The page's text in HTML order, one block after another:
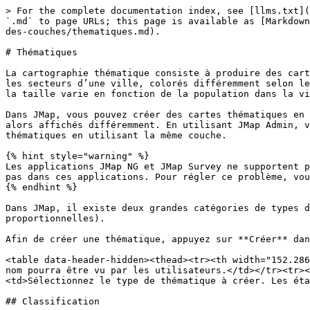
> For the complete documentation index, see [llms.txt](https://docs.k2geospatial.com/llms.txt). Markdown versions of documentation pages are available by appending `.md` to page URLs; this page is available as [Markdown](https://docs.k2geospatial.com/fr2/administrateur/manuel-de-ladministrateur-jmap-server/couches/configuration-des-couches/thematiques.md).

# Thématiques

La cartographie thématique consiste à produire des cartes pour exprimer des informations relatives à un thème en particulier, par exemple : des polygones représentant les secteurs d’une ville, colorés différemment selon le taux de criminalité de chaque secteur, des points représentant des villes affichées à l’aide de symboles dont la taille varie en fonction de la population dans la ville, et ainsi de suite.

Dans JMap, vous pouvez créer des cartes thématiques en utilisant les attributs liés d’une couche. Selon les valeurs de leurs attributs, les éléments des cartes seront alors affichés différemment. En utilisant JMap Admin, vous pouvez créer autant de cartes thématiques que vous le désirez, et vous pouvez aussi créer de nombreuses thématiques en utilisant la même couche.

{% hint style="warning" %}
Les applications JMap NG et JMap Survey ne supportent pas des thématiques avec des valeurs nulles (NULL). Les éléments qui présentent une valeur NULL ne s’affichent pas dans ces applications. Pour régler ce problème, vous pouvez remplacer la valeur NULL par NA, ND ou une autre valeur.
{% endhint %}

Dans JMap, il existe deux grandes catégories de types de thématiques : les [classifications](#classification) et les [quantités proportionnelles](#quantites-proportionnelles).

Afin de créer une thématique, appuyez sur **Créer** dans la section **Thématiques** des paramètres de la couche.

<table data-header-hidden><thead><tr><th width="152.28690807799444"></th><th></th></tr></thead><tbody><tr><td>Nom</td><td>Entrez un nom unique pour la thématique. Ce nom pourra être vu par les utilisateurs.</td></tr><tr><td>Description</td><td>Vous pouvez fournir une description pour la thématique.</td></tr><tr><td>Type</td><td>Sélectionnez le type de thématique à créer. Les étapes suivantes dépendent du type de thématique.</td></tr></tbody></table>

## Classification

Les thématiques qui utilisent une classification séparent les éléments de la carte dans un nombre fini de catégories (aussi appelées classes), chacune possédant un style qui lui est propre. Lorsqu’un élément de la carte faisant partie d’une telle thématique est affiché, il utilise le style de la catégorie à laquelle il appartient pour s’afficher à l’écran.

### Création de thématiques par styles gradués

<figure><img src="/files/JiOLXkGiA346dIz10J28" alt=""><figcaption></figcaption></figure>

Les thématiques par styles gradués utilisent une gradation d’une ou plusieurs variables visuelles afin de représenter les éléments des différentes catégories, par exemple : la couleur de remplissage des polygones qui vire progressivement du blanc au rouge, la taille des symboles de point qui change graduellement de 1 à 5, la largeur de ligne des éléments qui augmente graduellement de 1 à 4, etc. Dans tous les cas, il y a un nombre fini de catégories, et chaque élément de la couche appartient à une de ces